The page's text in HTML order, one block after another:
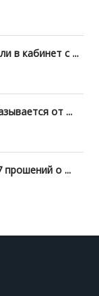
в кабинет с ...
от ...
прошений о ...